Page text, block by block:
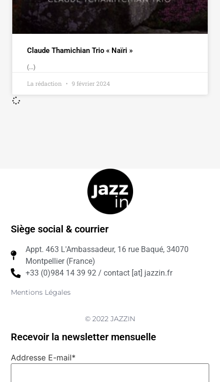
Claude Thamichian Trio « Naïri »
(...)
La rédaction 9 février 2024
Siège social & courrier
Appt. 463 L'Ambassadeur, 16 rue Baqué, 34070
Montpellier (France)
+33 (0)984 14 39 92 / contact [at] jazzin.fr
Mentions Légales
© 2022 JAZZIN
Recevoir la newsletter mensuelle
Addresse E-mail*